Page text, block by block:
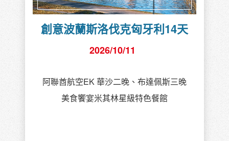
創意波蘭斯洛伐克匈牙利14天
2026/10/11
阿聯酋航空EK 華沙二晚、布達佩斯三晚
美食饗宴米其林星級特色餐館